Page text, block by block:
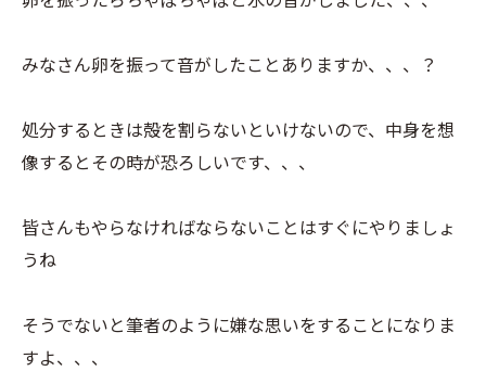
みなさん卵を振って音がしたことありますか、、、？
処分するときは殻を割らないといけないので、中身を想
像するとその時が恐ろしいです、、、
皆さんもやらなければならないことはすぐにやりましょ
うね
そうでないと筆者のように嫌な思いをすることになりま
すよ、、、